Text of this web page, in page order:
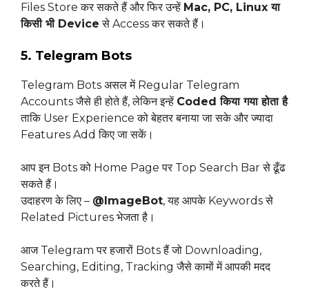
Files Store कर सकते हैं और फिर उन्हें Mac, PC, Linux या
किसी भी Device से Access कर सकते हैं।
5. Telegram Bots
Telegram Bots असल में Regular Telegram
Accounts जैसे ही होते हैं, लेकिन इन्हें Coded किया गया होता है
ताकि User Experience को बेहतर बनाया जा सके और ज्यादा
Features Add किए जा सकें।
आप इन Bots को Home Page पर Top Search Bar से ढूँढ
सकते हैं।
उदाहरण के लिए – @ImageBot, यह आपके Keywords से
Related Pictures भेजता है।
आज Telegram पर हजारों Bots हैं जो Downloading,
Searching, Editing, Tracking जैसे कामों में आपकी मदद
करते हैं।